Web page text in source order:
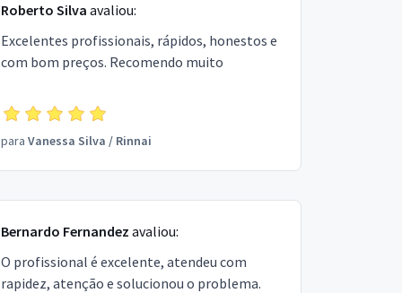
Roberto Silva avaliou:
Excelentes profissionais, rápidos, honestos e
com bom preços. Recomendo muito
para Vanessa Silva / Rinnai
Bernardo Fernandez avaliou:
O profissional é excelente, atendeu com
rapidez, atenção e solucionou o problema.